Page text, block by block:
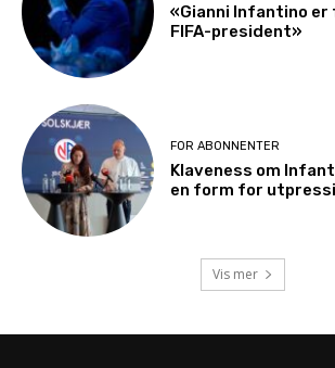
«Gianni Infantino
FIFA-president»
FOR ABONNENTER
Klaveness om
en form for
Vis mer